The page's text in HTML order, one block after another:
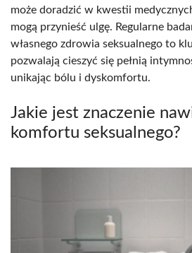
może doradzić w kwestii
mogą przynieść ulgę. Regularne
własnego zdrowia seksualnego to
pozwalają cieszyć się pełnią
unikając bólu i dyskomfortu.
Jakie jest znaczenie
komfortu seksualnego?